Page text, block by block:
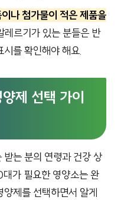
나 첨가물이 적은 제품을
레르기가 있는 분들은 반
를 확인해야 해요.
제 선택 가이
는 분의 연령과 건강 상
가 필요한 영양소는 완
제를 선택하면서 알게